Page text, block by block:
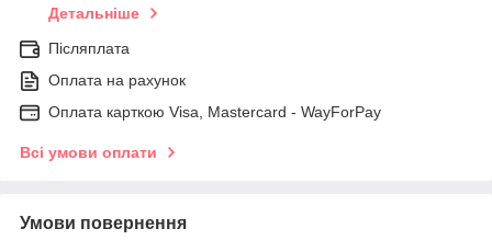
Детальніше
Післяплата
Оплата на рахунок
Оплата карткою Visa, Mastercard - WayForPay
Всі умови оплати
Умови повернення